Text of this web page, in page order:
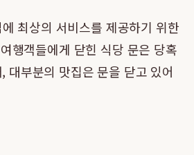
최상의 서비스를 제공하기 위한
행객들에게 닫힌 식당 문은 당혹
대부분의 맛집은 문을 닫고 있어